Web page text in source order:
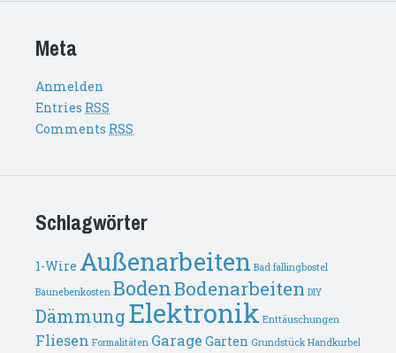
Meta
Anmelden
Entries RSS
Comments RSS
Schlagwörter
1-Wire Außenarbeiten Bad fallingbostel
Baunebenkosten BodenBodenarbeiten DIY
DämmungElektronik Enttäuschungen
Fliesen Formalitäten Garage Garten Grundstück Handkurbel